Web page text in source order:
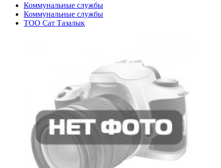
Коммунальные службы
Коммунальные службы
ТОО Сат Тазалық